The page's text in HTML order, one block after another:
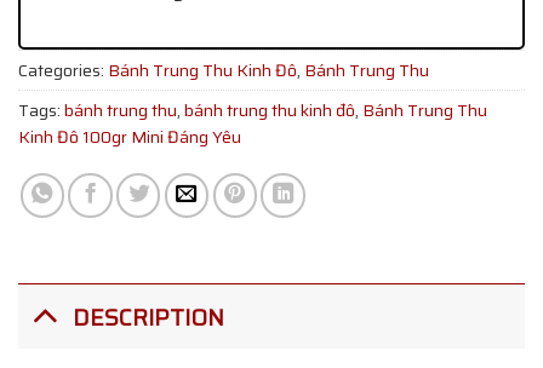
Categories: Bánh Trung Thu Kinh Đô, Bánh Trung Thu
Tags:bánh trung thu,bánh trung thu kinh đô, Bánh Trung Thu
Kinh Đô 100gr Mini Đáng Yêu
DESCRIPTION